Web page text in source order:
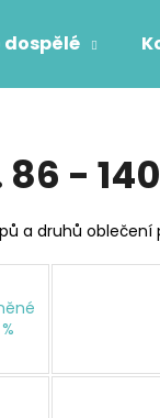
dospělé
- 140
a druhů oblečení
najít?